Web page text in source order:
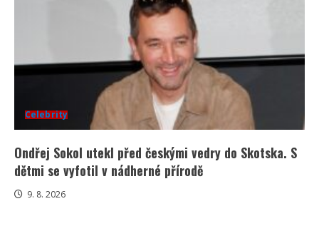
Celebrity
Ondřej Sokol utekl před českými vedry do Skotska. S
dětmi se vyfotil v nádherné přírodě
9. 8. 2026